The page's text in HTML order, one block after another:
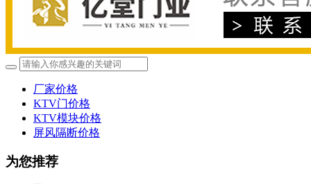
厂家价格
KTV门价格
KTV模块价格
屏风隔断价格
为您推荐